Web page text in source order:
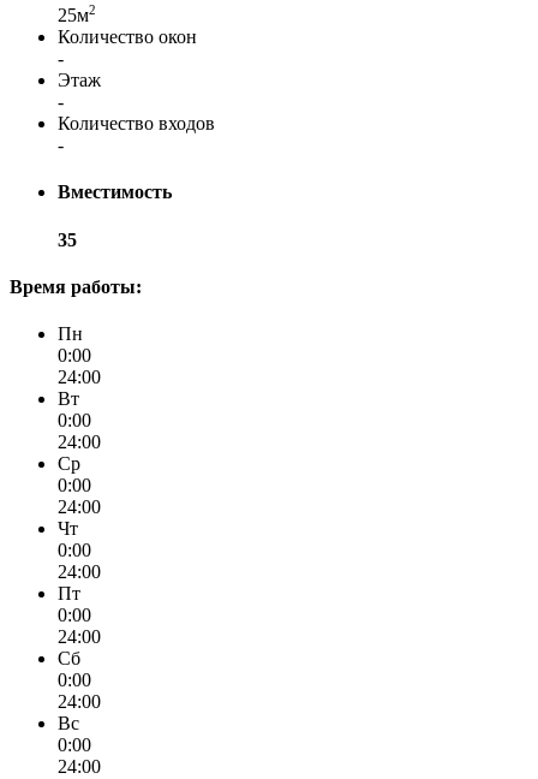
25м2
Количество окон
-
Этаж
-
Количество входов
-
Вместимость
35
Время работы:
Пн
0:00
24:00
Вт
0:00
24:00
Ср
0:00
24:00
Чт
0:00
24:00
Пт
0:00
24:00
Сб
0:00
24:00
Вс
0:00
24:00